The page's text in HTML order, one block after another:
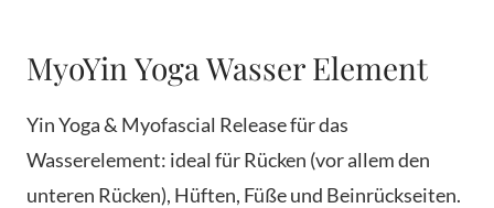
MyoYin Yoga Wasser Element
Yin Yoga & Myofascial Release für das
Wasserelement: ideal für Rücken (vor allem den
unteren Rücken), Hüften, Füße und Beinrückseiten.